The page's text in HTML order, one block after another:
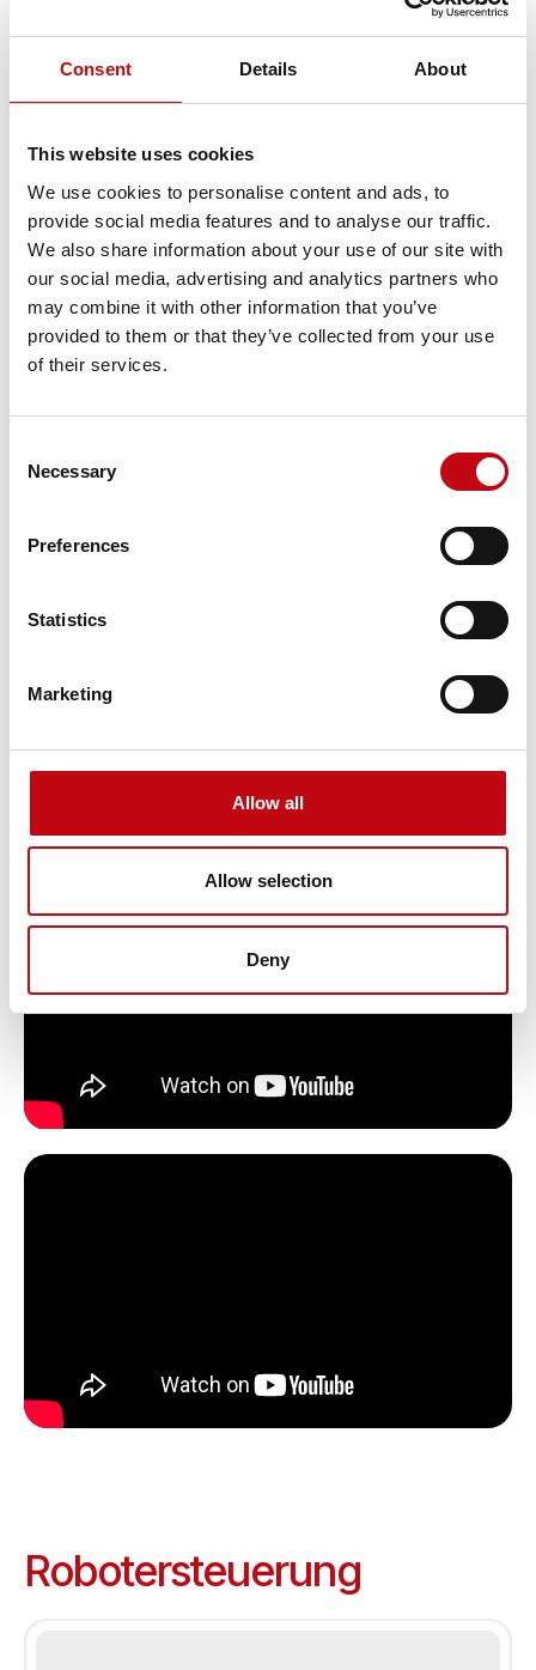
Consent Details About
This website uses cookies
We use cookies to personalise content and ads, to
provide social media features and to analyse our traffic.
We also share information about your use of our site with
our social media, advertising and analytics partners who
may combine it with other information that you’ve
provided to them or that they’ve collected from your use
of their services.
Selection
Necessary
Preferences
Statistics
Marketing
Allow all
Allow selection
Deny
Anwendungen
Robotersteuerung